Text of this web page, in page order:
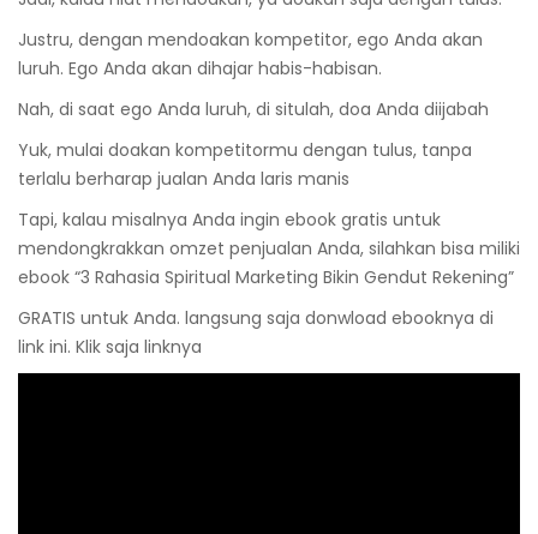
Justru, dengan mendoakan kompetitor, ego Anda akan
luruh. Ego Anda akan dihajar habis-habisan.
Nah, di saat ego Anda luruh, di situlah, doa Anda diijabah
Yuk, mulai doakan kompetitormu dengan tulus, tanpa
terlalu berharap jualan Anda laris manis
Tapi, kalau misalnya Anda ingin ebook gratis untuk
mendongkrakkan omzet penjualan Anda, silahkan bisa miliki
ebook “3 Rahasia Spiritual Marketing Bikin Gendut Rekening”
GRATIS untuk Anda. langsung saja donwload ebooknya di
link ini. Klik saja linknya